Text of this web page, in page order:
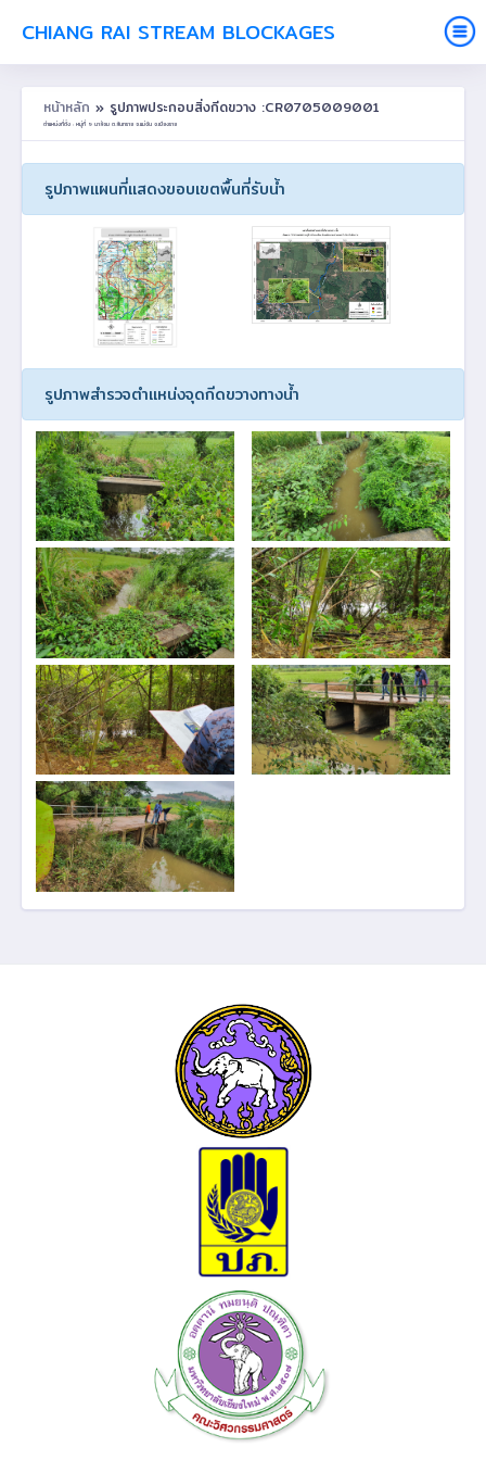
CHIANG RAI STREAM BLOCKAGES
หน้าหลัก » รูปภาพประกอบสิ่งกีดขวาง :CR0705009001
ตำแหน่งที่ตั้ง : หมู่ที่ 9 นาล้อม ต.สันทราย อ.แม่จัน จ.เชียงราย
รูปภาพแผนที่แสดงขอบเขตพื้นที่รับน้ำ
รูปภาพสำรวจตำแหน่งจุดกีดขวางทางน้ำ